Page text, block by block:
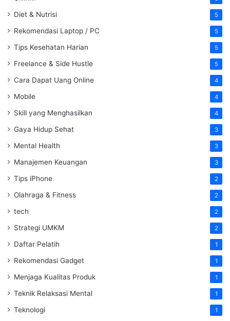
Diet & Nutrisi 5
Rekomendasi Laptop / PC 5
Tips Kesehatan Harian 5
Freelance & Side Hustle 5
Cara Dapat Uang Online 4
Mobile 4
Skill yang Menghasilkan 4
Gaya Hidup Sehat 3
Mental Health 3
Manajemen Keuangan 3
Tips iPhone 2
Olahraga & Fitness 2
tech 2
Strategi UMKM 2
Daftar Pelatih 1
Rekomendasi Gadget 1
Menjaga Kualitas Produk 1
Teknik Relaksasi Mental 1
Teknologi 1